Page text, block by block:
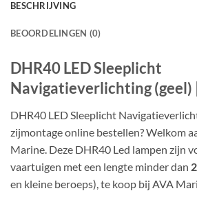
BESCHRIJVING
BEOORDELINGEN (0)
DHR40 LED Sleeplicht
Navigatieverlichting (geel)
DHR40 LED Sleeplicht
zijmontage online bestellen? Welkom
Marine. Deze DHR40 Led lampen zijn
vaartuigen met een lengte minder dan
en kleine beroeps), te koop bij AVA